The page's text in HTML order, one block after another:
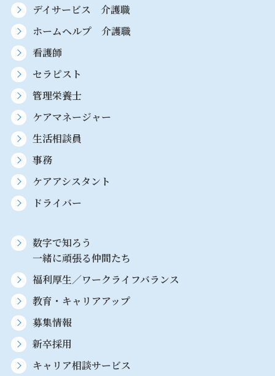
デイサービス 介護職
ホームヘルプ 介護職
看護師
セラピスト
管理栄養士
ケアマネージャー
生活相談員
事務
ケアアシスタント
ドライバー
数字で知ろう
一緒に頑張る仲間たち
福利厚生／ワークライフバランス
教育・キャリアアップ
募集情報
新卒採用
キャリア相談サービス